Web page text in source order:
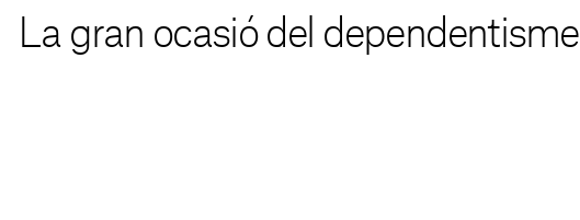
La gran ocasió del dependentisme